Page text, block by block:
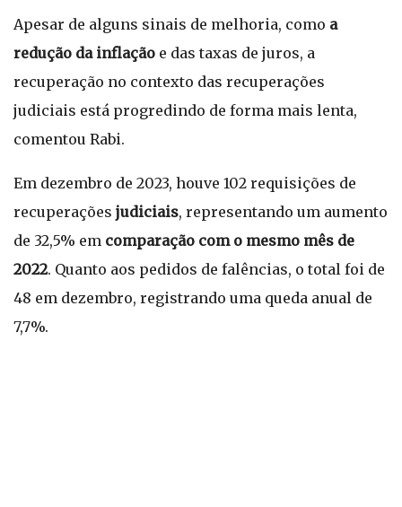
Apesar de alguns sinais de melhoria, como a
redução da inflação e das taxas de juros, a
recuperação no contexto das recuperações
judiciais está progredindo de forma mais lenta,
comentou Rabi.
Em dezembro de 2023, houve 102 requisições de
recuperações judiciais, representando um aumento
de 32,5% em comparação com o mesmo mês de
2022. Quanto aos pedidos de falências, o total foi de
48 em dezembro, registrando uma queda anual de
7,7%.